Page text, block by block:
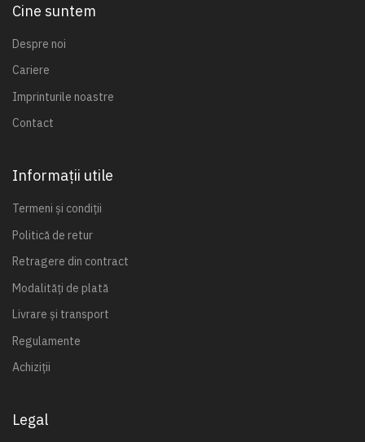
Cine suntem
Despre noi
Cariere
Imprinturile noastre
Contact
Informații utile
Termeni și condiții
Politică de retur
Retragere din contract
Modalități de plată
Livrare și transport
Regulamente
Achiziții
Legal